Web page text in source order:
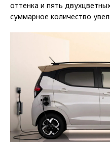
оттенка и пять
суммарное количество